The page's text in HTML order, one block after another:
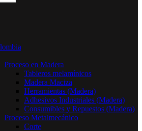
Proceso en Madera
Tableros melamínicos
Madera Maciza
Herramientas (Madera)
Adhesivos Industriales (Madera)
Consumibles y Repuestos (Madera)
Proceso Metalmecánico
Corte